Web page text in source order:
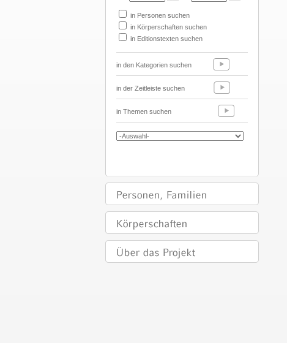
in Personen suchen
in Körperschaften suchen
in Editionstexten suchen
in den Kategorien suchen
in der Zeitleiste suchen
in Themen suchen